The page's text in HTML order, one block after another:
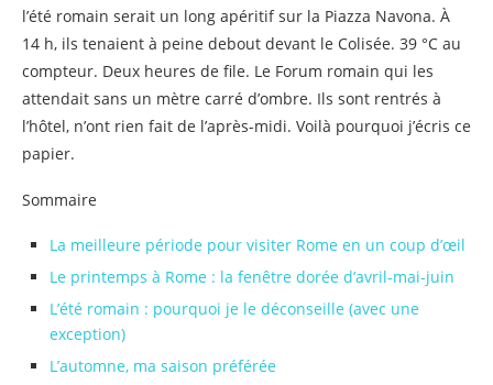
l’été romain serait un long apéritif sur la Piazza Navona. À
14 h, ils tenaient à peine debout devant le Colisée. 39 °C au
compteur. Deux heures de file. Le Forum romain qui les
attendait sans un mètre carré d’ombre. Ils sont rentrés à
l’hôtel, n’ont rien fait de l’après-midi. Voilà pourquoi j’écris ce
papier.
Sommaire
La meilleure période pour visiter Rome en un coup d’œil
Le printemps à Rome : la fenêtre dorée d’avril-mai-juin
L’été romain : pourquoi je le déconseille (avec une
exception)
L’automne, ma saison préférée